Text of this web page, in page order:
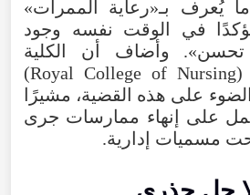
يُعرف بـ«رعاية الممرات»
في الوقت نفسه وجود
وأضاف أن الكلية
الملكية للتمريض (Royal College of Nursing)
على هذه القضية، مشيرًا
على إنهاء ممارسات جرى
مسميات إدارية.